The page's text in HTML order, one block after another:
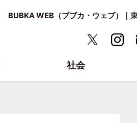
BUBKA WEB（ブブカ・ウェブ）｜
社会